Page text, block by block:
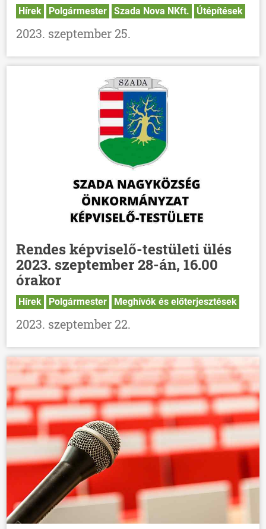
Hírek Polgármester Szada Nova NKft. Útépítések
2023. szeptember 25.
Rendes képviselő-testületi ülés
2023. szeptember 28-án, 16.00
órakor
Hírek Polgármester Meghívók és előterjesztések
2023. szeptember 22.